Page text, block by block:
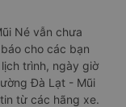
Né vẫn chưa
cho các bạn
trình, ngày giờ
Đà Lạt - Mũi
từ các hãng xe.